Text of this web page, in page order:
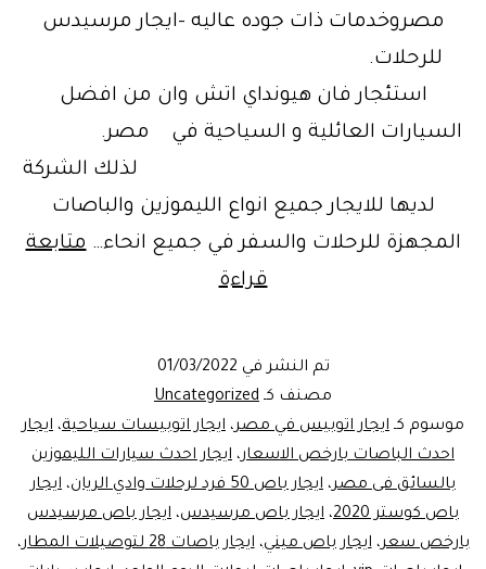
مصروخدمات ذات جوده عاليه -ايجار مرسيدس
للرحلات.
استئجار فان هيونداي اتش وان من افضل
السيارات العائلية و السياحية في مصر.
لذلك الشركة
لديها للايجار جميع انواع الليموزين والباصات
المجهزة للرحلات والسفر في جميع انحاء…متابعة
قراءةتطبيق
ليموزين
المطار
تم النشر في 01/03/2022
مصنف كـ Uncategorized
موسوم كـ ايجار اتوبيس في مصر، ايجار اتوبيسات سياحية، ايجار
احدث الباصات بارخص الاسعار، ايجار احدث سيارات الليموزين
بالسائق فى مصر، ايجار باص 50 فرد لرحلات وادي الريان ، ايجار
باص كوستر 2020
، ايجار باص مرسيدس، ايجار باص مرسيدس
بارخص سعر،ايجار باص ميني،ايجار باصات 28 لتوصيلات المطار
،